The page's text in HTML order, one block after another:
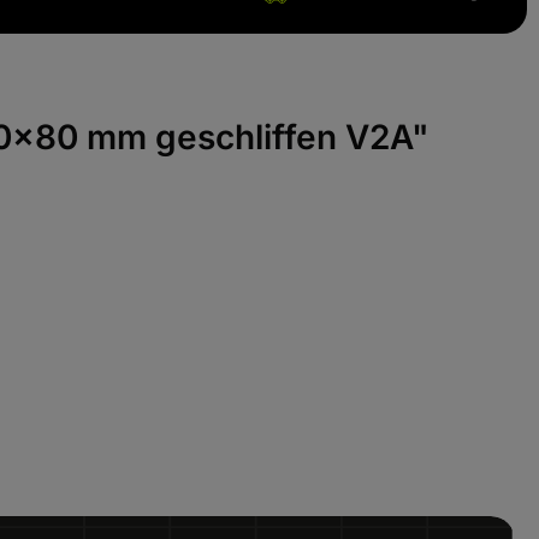
mm geschliffen V2A"